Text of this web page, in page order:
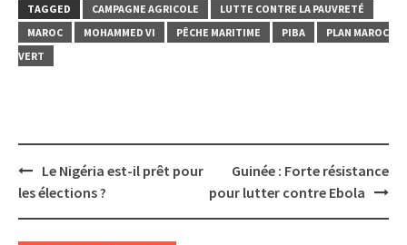
TAGGED
CAMPAGNE AGRICOLE
LUTTE CONTRE LA PAUVRETÉ
MAROC
MOHAMMED VI PÊCHE MARITIME PIBA
PLAN MAROC
VERT
Post
navigation
Le Nigéria est-il prêt pour
les élections ?
Guinée : Forte résistance
pour lutter contre Ebola